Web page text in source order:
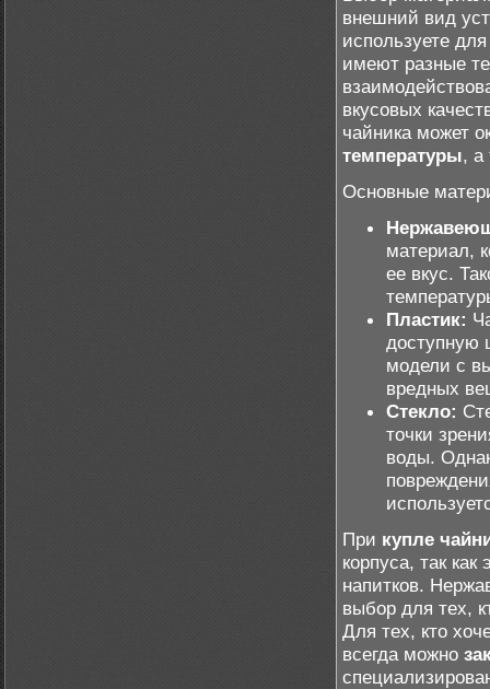
внешний вид
используете
имеют разные
вкусовых
чайника может
температуры, а
Основные
материал,
ее вкус.
Пластик:
доступную
модели с
вредных
Стекло:
точки
воды.
При купле
корпуса, так
напитков.
выбор для тех,
Для тех, кто
всегда можно